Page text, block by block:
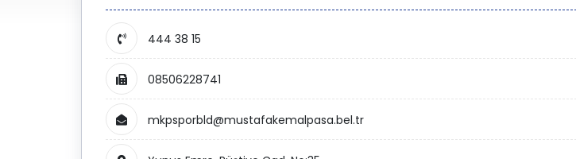
444 38 15
08506228741
mkpsporbld@mustafakemalpasa.bel.tr